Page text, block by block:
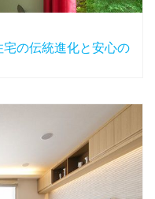
の伝統進化と安心の